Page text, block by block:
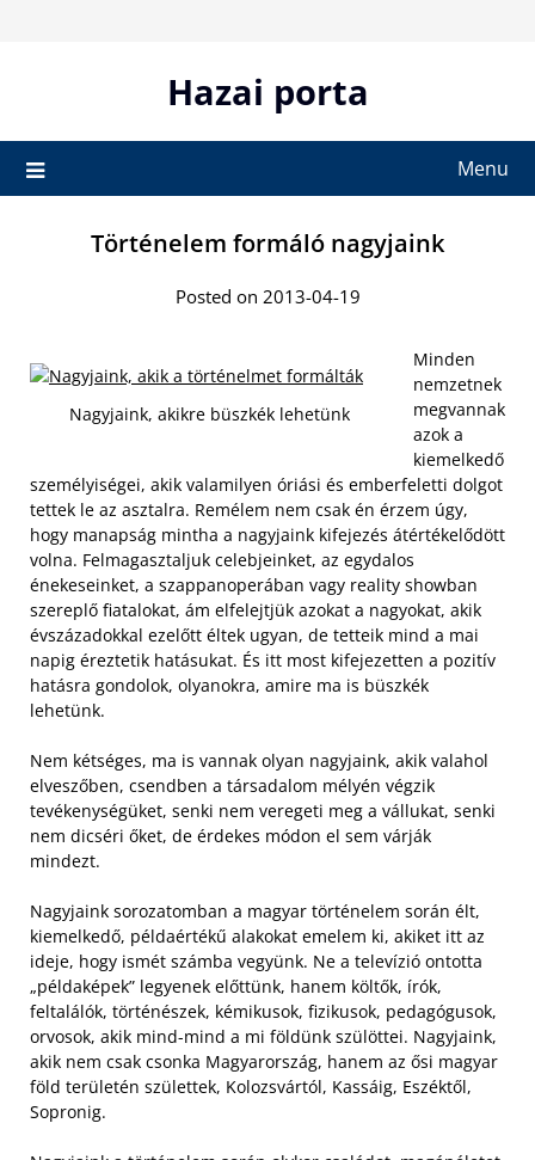
Hazai porta
Menu
Történelem formáló nagyjaink
Posted on 2013-04-19
Nagyjaink, akikre büszkék lehetünk
Minden
nemzetnek
megvannak
azok a
kiemelkedő
személyiségei, akik valamilyen óriási és emberfeletti dolgot
tettek le az asztalra. Remélem nem csak én érzem úgy,
hogy manapság mintha a nagyjaink kifejezés átértékelődött
volna. Felmagasztaljuk celebjeinket, az egydalos
énekeseinket, a szappanoperában vagy reality showban
szereplő fiatalokat, ám elfelejtjük azokat a nagyokat, akik
évszázadokkal ezelőtt éltek ugyan, de tetteik mind a mai
napig éreztetik hatásukat. És itt most kifejezetten a pozitív
hatásra gondolok, olyanokra, amire ma is büszkék
lehetünk.
Nem kétséges, ma is vannak olyan nagyjaink, akik valahol
elveszőben, csendben a társadalom mélyén végzik
tevékenységüket, senki nem veregeti meg a vállukat, senki
nem dicséri őket, de érdekes módon el sem várják
mindezt.
Nagyjaink sorozatomban a magyar történelem során élt,
kiemelkedő, példaértékű alakokat emelem ki, akiket itt az
ideje, hogy ismét számba vegyünk. Ne a televízió ontotta
„példaképek” legyenek előttünk, hanem költők, írók,
feltalálók, történészek, kémikusok, fizikusok, pedagógusok,
orvosok, akik mind-mind a mi földünk szülöttei. Nagyjaink,
akik nem csak csonka Magyarország, hanem az ősi magyar
föld területén születtek, Kolozsvártól, Kassáig, Eszéktől,
Sopronig.